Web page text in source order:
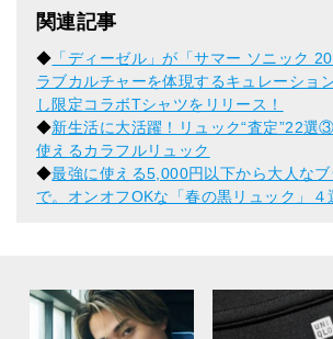
関連記事
◆ 「ディーゼル」が「サマー ソニック
ラブカルチャーを体現するキュレーショ
し限定コラボTシャツをリリース！
◆新生活に大活躍！リュック“査定”22
使えるカラフルリュック
◆最強に使える5,000円以下から大人なブ
で。オンオフOKな「春の黒リュック」４